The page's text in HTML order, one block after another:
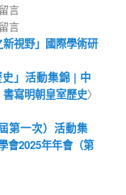
言
言
視野」國際學術研
」活動集錦 | 中
書寫明朝皇室歷史〉
第一次）活動集
會2025年年會（第